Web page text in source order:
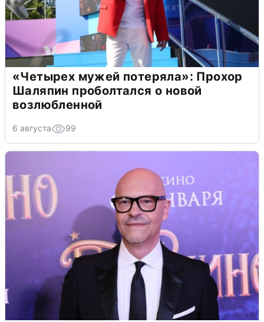
«Четырех мужей потеряла»: Прохор
Шаляпин проболтался о новой
возлюбленной
6 августа 99